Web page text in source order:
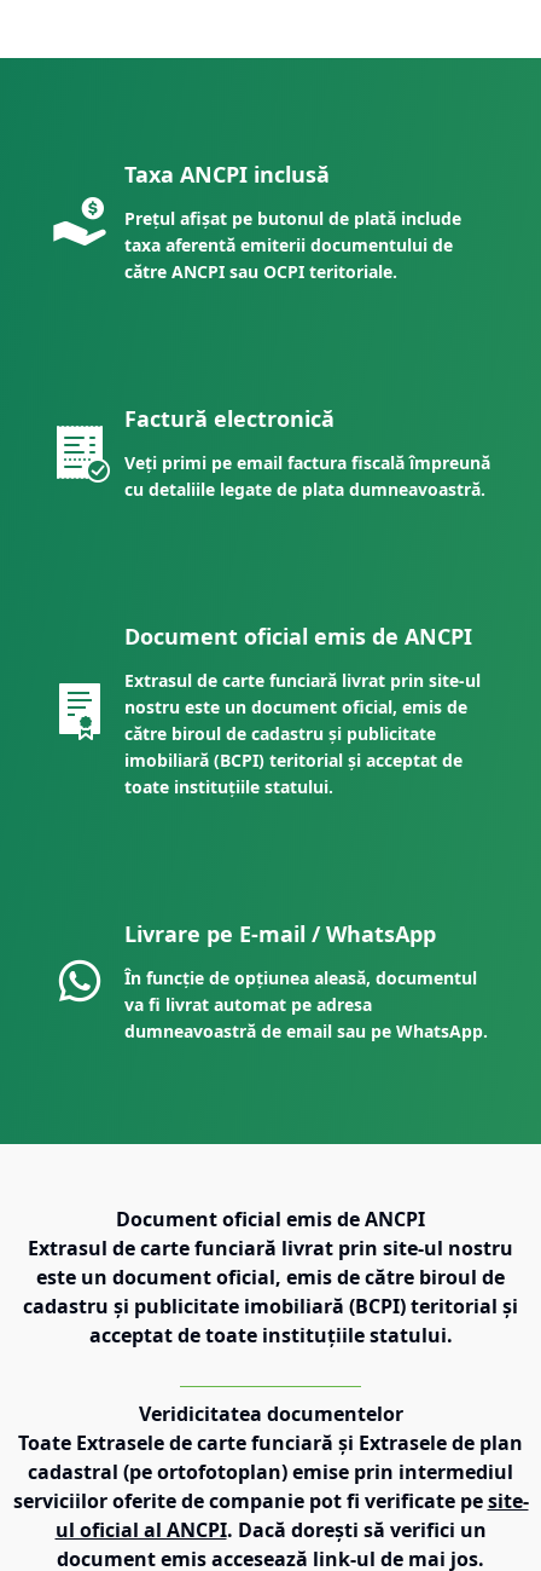
Taxa ANCPI inclusă
Prețul afișat pe butonul de plată include
taxa aferentă emiterii documentului de
către ANCPI sau OCPI teritoriale.
Factură electronică
Veți primi pe email factura fiscală împreună
cu detaliile legate de plata dumneavoastră.
Document oficial emis de ANCPI
Extrasul de carte funciară livrat prin site-ul
nostru este un document oficial, emis de
către biroul de cadastru și publicitate
imobiliară (BCPI) teritorial și acceptat de
toate instituțiile statului.
Livrare pe E-mail / WhatsApp
În funcție de opțiunea aleasă, documentul
va fi livrat automat pe adresa
dumneavoastră de email sau pe WhatsApp.
Document oficial emis de ANCPI
Extrasul de carte funciară livrat prin site-ul nostru
este un document oficial, emis de către biroul de
cadastru și publicitate imobiliară (BCPI) teritorial și
acceptat de toate instituțiile statului.
Veridicitatea documentelor
Toate Extrasele de carte funciară și Extrasele de plan
cadastral (pe ortofotoplan) emise prin intermediul
serviciilor oferite de companie pot fi verificate pe site-
ul oficial al ANCPI. Dacă dorești să verifici un
document emis accesează link-ul de mai jos.